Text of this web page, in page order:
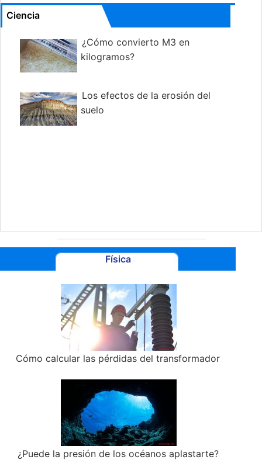
Ciencia
¿Cómo convierto M3 en
kilogramos?
Los efectos de la erosión del
suelo
Física
Cómo calcular las pérdidas del transformador
¿Puede la presión de los océanos aplastarte?